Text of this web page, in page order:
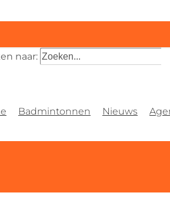
naar:
Badmintonnen Nieuws